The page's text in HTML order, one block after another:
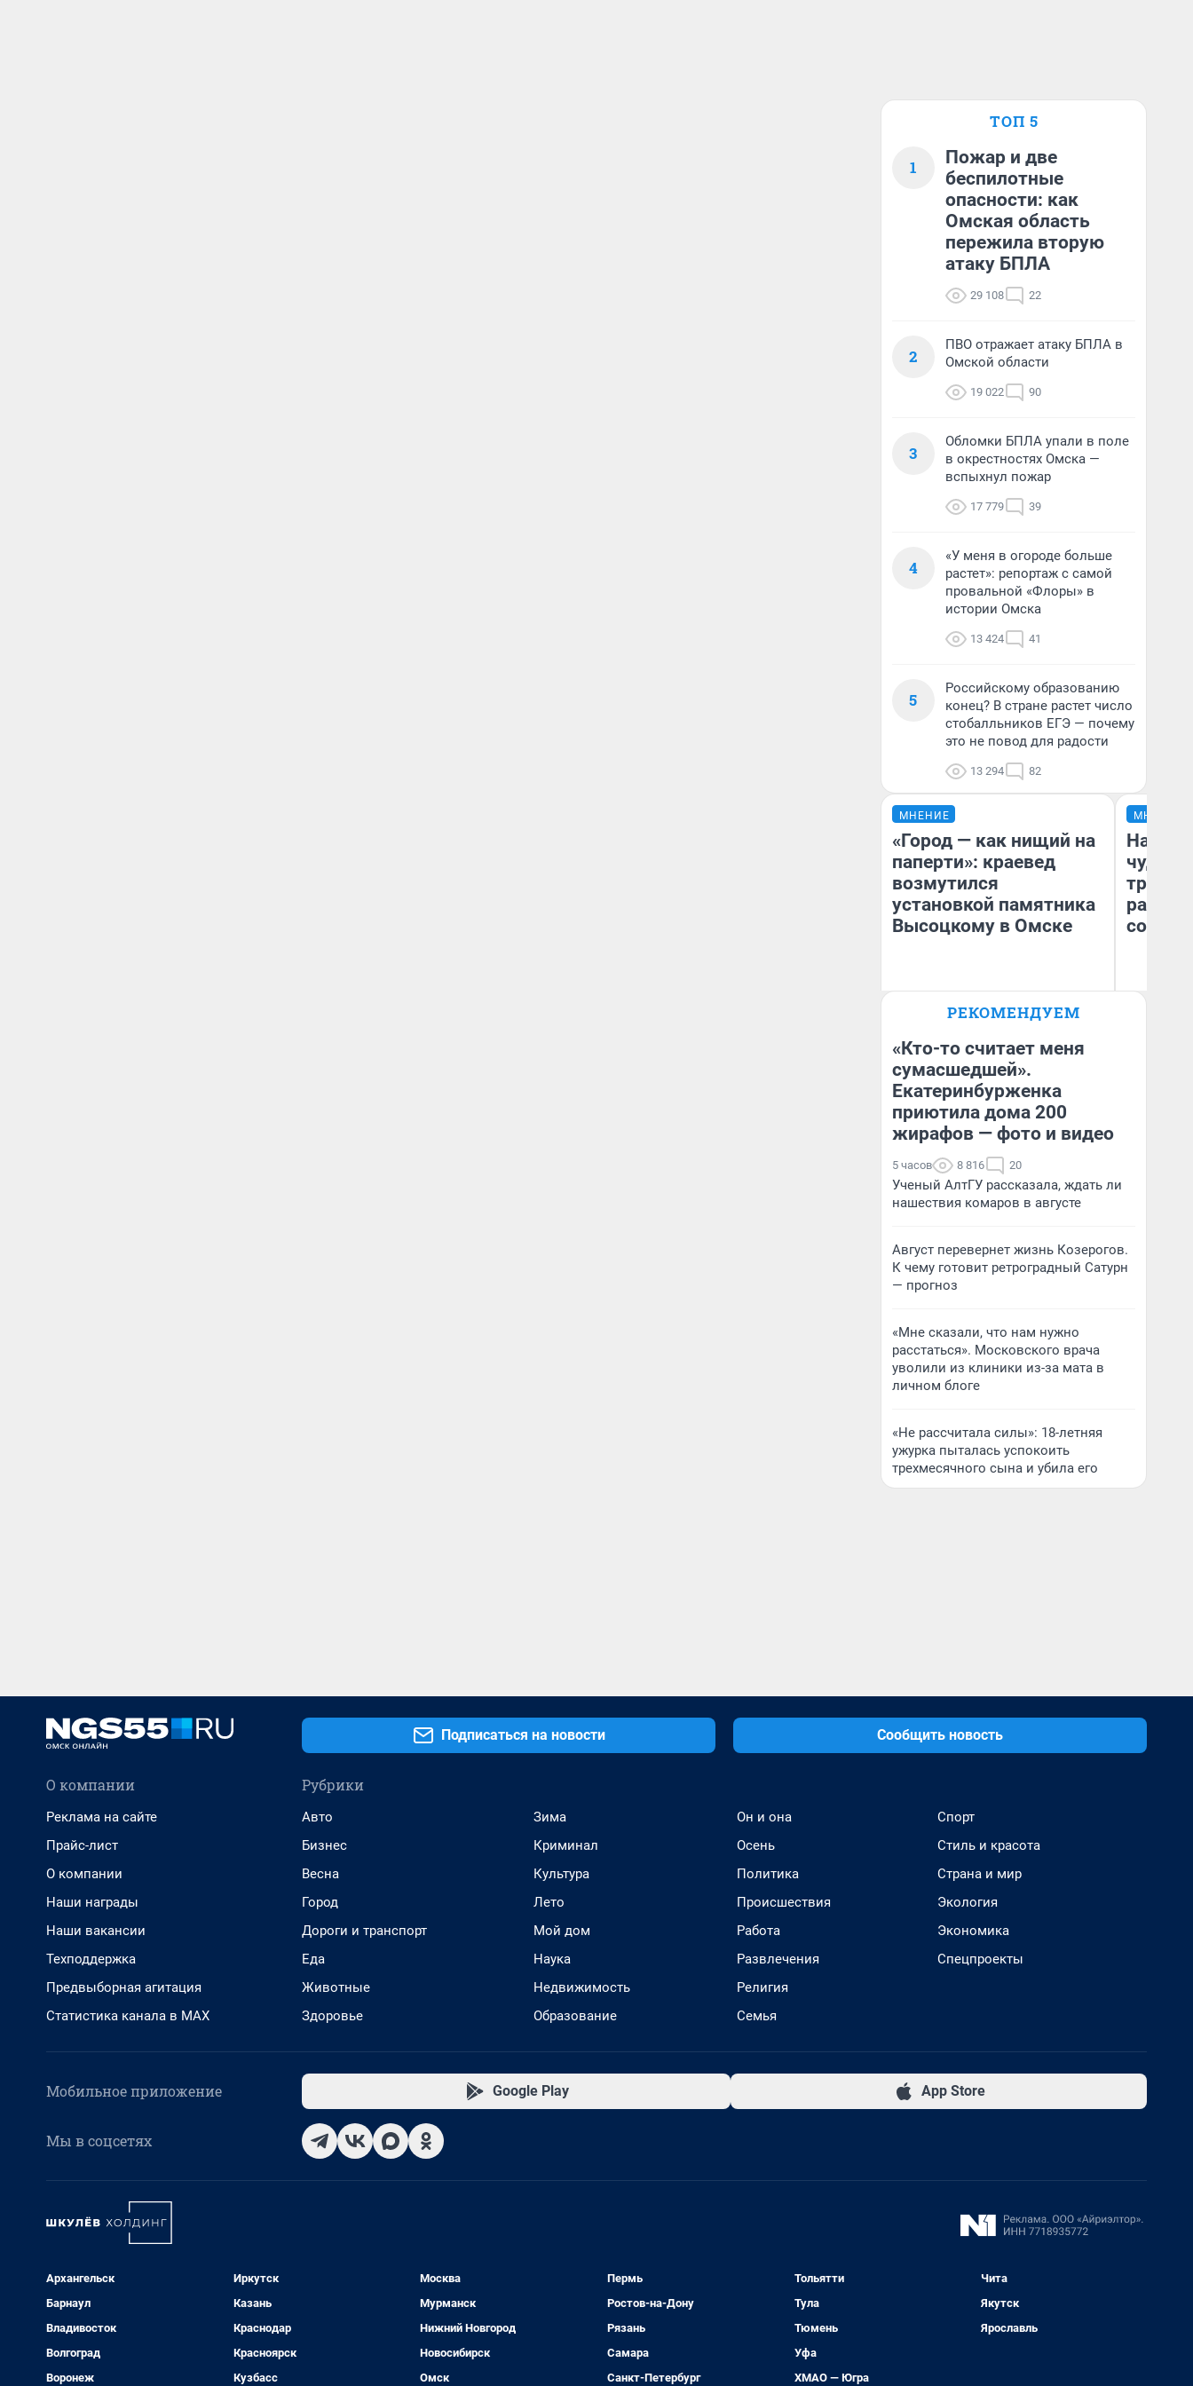
ТОП 5
1
Пожар и две
беспилотные
опасности: как
Омская область
пережила вторую
атаку БПЛА
29 108 22
2
ПВО отражает атаку БПЛА в
Омской области
19 022 90
3
Обломки БПЛА упали в поле
в окрестностях Омска —
вспыхнул пожар
17 779 39
4
«У меня в огороде больше
растет»: репортаж с самой
провальной «Флоры» в
истории Омска
13 424 41
5
Российскому образованию
конец? В стране растет число
стобалльников ЕГЭ — почему
это не повод для радости
13 294 82
МНЕНИЕ
«Город — как нищий на
паперти»: краевед
возмутился
установкой памятника
Высоцкому в Омске
Игорь Коновалов
МНЕНИЕ
чудом
РЕКОМЕНДУЕМ
«Кто-то считает меня
сумасшедшей».
Екатеринбурженка
приютила дома 200
жирафов — фото и видео
5 часов 8 816 20
Ученый АлтГУ рассказала, ждать ли
нашествия комаров в августе
Август перевернет жизнь Козерогов.
К чему готовит ретроградный Сатурн
— прогноз
«Мне сказали, что нам нужно
расстаться». Московского врача
уволили из клиники из-за мата в
личном блоге
«Не рассчитала силы»: 18-летняя
ужурка пыталась успокоить
трехмесячного сына и убила его
Подписаться на новости Сообщить новость
О компании
Реклама на сайте
Прайс-лист
О компании
Наши награды
Наши вакансии
Техподдержка
Предвыборная агитация
Статистика канала в MAX
Рубрики
Авто
Бизнес
Весна
Город
Дороги и транспорт
Еда
Животные
Здоровье
Зима
Криминал
Культура
Лето
Мой дом
Наука
Недвижимость
Образование
Он и она
Осень
Политика
Происшествия
Работа
Развлечения
Религия
Семья
Спорт
Стиль и красота
Страна и мир
Экология
Экономика
Спецпроекты
Мобильное приложение Google Play App Store
Мы в соцсетях
Архангельск
Барнаул
Владивосток
Волгоград
Воронеж
Иркутск
Казань
Краснодар
Красноярск
Кузбасс
Москва
Мурманск
Нижний Новгород
Новосибирск
Омск
Пермь
Ростов-на-Дону
Рязань
Самара
Санкт-Петербург
Тольятти
Тула
Тюмень
Уфа
ХМАО — Югра
Чита
Якутск
Ярославль